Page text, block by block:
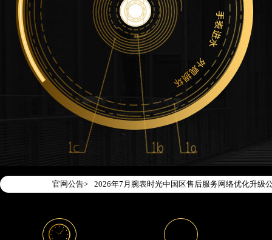
官网公告>
2026年7月腕表时光中国区售后服务网络优化升级
腕表时光官方全国统一服务热线400-188-5020，
2026年7月腕表时光售后服务中心最新网点地址：